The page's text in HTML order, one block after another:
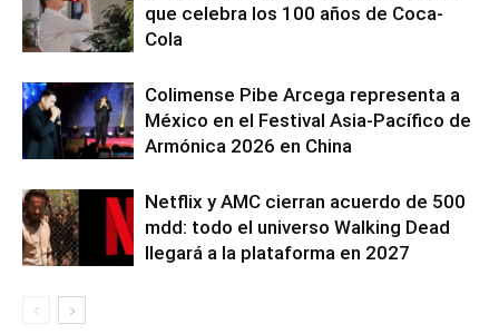
que celebra los 100 años de Coca-
Cola
Colimense Pibe Arcega representa a
México en el Festival Asia-Pacífico de
Armónica 2026 en China
Netflix y AMC cierran acuerdo de 500
mdd: todo el universo Walking Dead
llegará a la plataforma en 2027